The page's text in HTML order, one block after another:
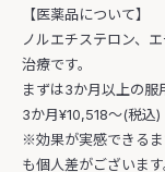
【医薬品について】
ノルエチステロン、
治療です。
まずは3か月以上の服
3か月¥10,518〜(税込)
※効果が実感できる
も個人差がございます